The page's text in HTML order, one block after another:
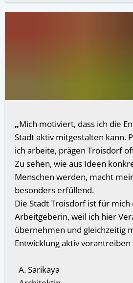
„Mich motiviert, dass ich die
Stadt aktiv mitgestalten kann.
ich arbeite, prägen Troisdorf
Zu sehen, wie aus Ideen
Menschen werden, macht
besonders erfüllend.
Die Stadt Troisdorf ist für mich
Arbeitgeberin, weil ich hier
übernehmen und gleichzeitig
Entwicklung aktiv vorantreiben
A. Sarikaya